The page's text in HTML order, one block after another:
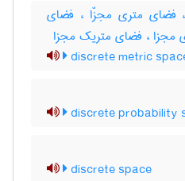
متری مجزّا ، فضای
، فضای متریک مجزا
discrete metric
discrete probability
discrete space